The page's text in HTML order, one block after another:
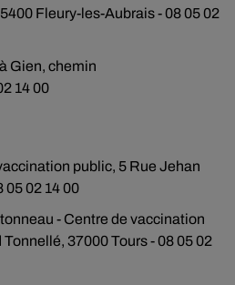
Fleury-les-Aubrais - 08 05 02
Gien, chemin
14 00
public, 5 Rue Jehan
05 02 14 00
- Centre de vaccination
37000 Tours - 08 05 02